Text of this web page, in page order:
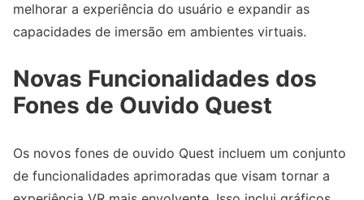
melhorar a experiência do usuário e expandir as
capacidades de imersão em ambientes virtuais.
Novas Funcionalidades dos
Fones de Ouvido Quest
Os novos fones de ouvido Quest incluem um conjunto
de funcionalidades aprimoradas que visam tornar a